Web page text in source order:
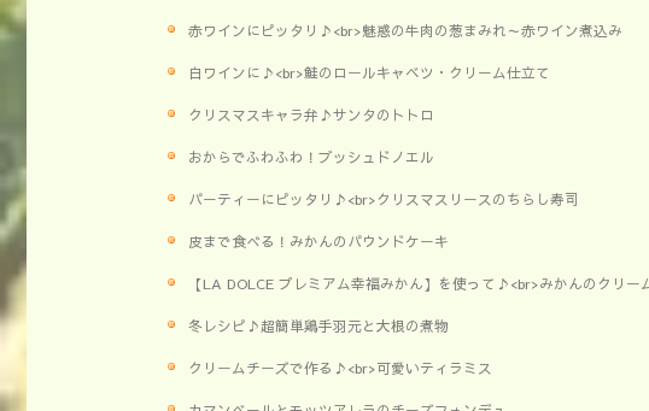
赤ワインにピッタリ♪<br>魅惑の牛肉の葱まみれ～赤ワイン煮込み
白ワインに♪<br>鮭のロールキャベツ・クリーム仕立て
クリスマスキャラ弁♪サンタのトトロ
おからでふわふわ！ブッシュドノエル
パーティーにピッタリ♪<br>クリスマスリースのちらし寿司
皮まで食べる！みかんのパウンドケーキ
【LA DOLCE プレミアム幸福みかん】を使って♪<br>みかんのクリー
冬レシピ♪超簡単鶏手羽元と大根の煮物
クリームチーズで作る♪<br>可愛いティラミス